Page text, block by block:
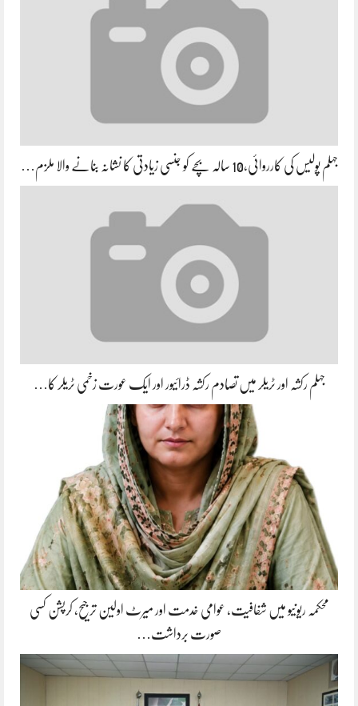
جہلم پولیس کی کارروائی،10 سالہ بچے کو جنسی زیادتی کا نشانہ بنانے والا ملزم…
جہلم رکشہ اور ٹریلر میں تصادم رکشہ ڈرائیور اور ایک عورت زخمی ٹریلر کا…
محکمہ ریونیو میں شفافیت، عوامی خدمت اور میرٹ اولین ترجیح، کرپشن کسی
صورت برداشت…